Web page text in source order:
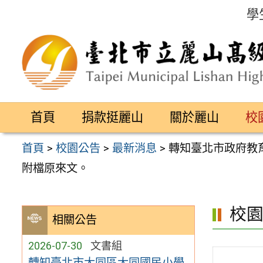
區
學
首頁 捐款挺麗山 關於麗山 校
首頁 >校園公告 > 最新消息 >轉知臺北市政府教
附檔原來文。
相關公告
2026-07-30 文書組
校